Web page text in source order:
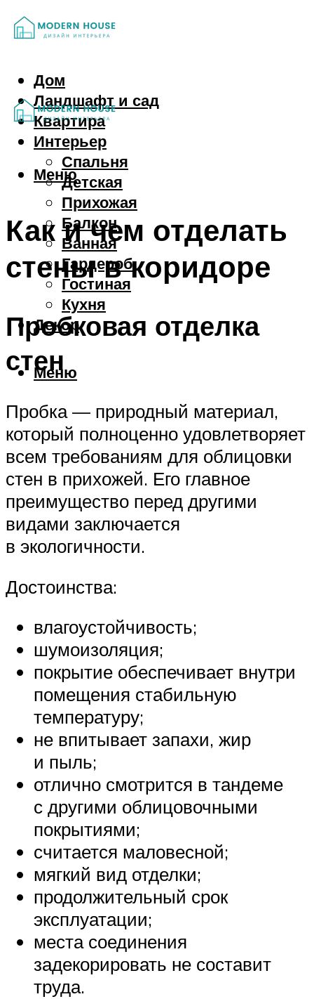
Дом
Ландшафт и сад
Квартира
Интерьер
Спальня
Детская
Прихожая
Балкон
Ванная
Гардероб
Гостиная
Кухня
Декор
Меню
Меню
Как и чем отделать
стены в коридоре
Пробковая отделка
стен
Пробка — природный материал,
который полноценно удовлетворяет
всем требованиям для облицовки
стен в прихожей. Его главное
преимущество перед другими
видами заключается
в экологичности.
Достоинства:
влагоустойчивость;
шумоизоляция;
покрытие обеспечивает внутри
помещения стабильную
температуру;
не впитывает запахи, жир
и пыль;
отлично смотрится в тандеме
с другими облицовочными
покрытиями;
считается маловесной;
мягкий вид отделки;
продолжительный срок
эксплуатации;
места соединения
задекорировать не составит
труда.